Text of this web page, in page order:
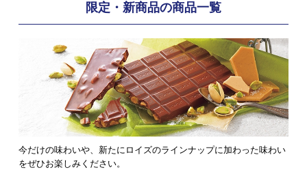
限定・新商品の商品一覧
今だけの味わいや、新たにロイズのラインナップに加わった味わい
をぜひお楽しみください。